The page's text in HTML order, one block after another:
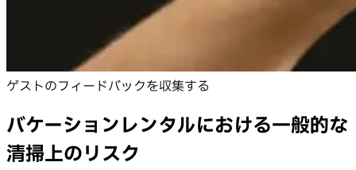
ゲストのフィードバックを収集する
バケーションレンタルにおける一般的な
清掃上のリスク